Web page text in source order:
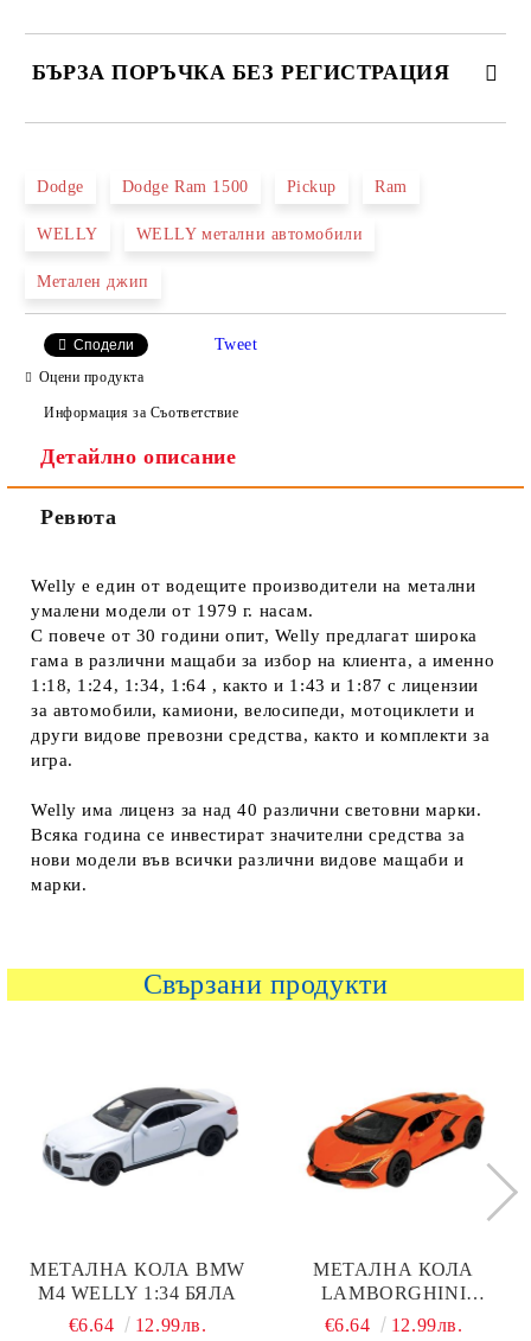
БЪРЗА ПОРЪЧКА БЕЗ РЕГИСТРАЦИЯ
Dodge Dodge Ram 1500 Pickup Ram
WELLY WELLY метални автомобили
Метален джип
Сподели Tweet
Оцени продукта
Информация за Съответствие
Детайлно описание
Ревюта
Welly е един от водещите производители на метални
умалени модели от 1979 г. насам.
С повече от 30 години опит, Welly предлагат широка
гама в различни мащаби за избор на клиента, а именно
1:18, 1:24, 1:34, 1:64 , както и 1:43 и 1:87 с лицензии
за автомобили, камиони, велосипеди, мотоциклети и
други видове превозни средства, както и комплекти за
игра.
Welly има лиценз за над 40 различни световни марки.
Всяка година се инвестират значителни средства за
нови модели във всички различни видове мащаби и
марки.
Свързани продукти
МЕТАЛНА КОЛА BMW
M4 WELLY 1:34 БЯЛА
€6.64
12.99лв.
МЕТАЛНА КОЛА
LAMBORGHINI
REVUELTO WELLY 1:34
€6.64 12.99лв.